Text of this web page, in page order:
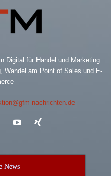
Digital für Handel und Marketing.
Wandel am Point of Sales und E-
nachrichten.de
News